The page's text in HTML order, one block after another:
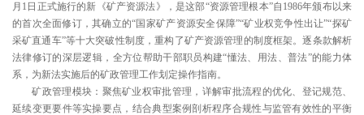
月1日正式施行的新《矿产资源法》，是这部“资源管理根本”自1986年颁布以来
的首次全面修订，其确立的“国家矿产资源安全保障”“矿业权竞争性出让”“探矿
采矿直通车”等十大突破性制度，重构了矿产资源管理的制度框架。逐条款解析
法律修订的深层逻辑，全方位帮助干部职员构建“懂法、用法、普法”的能力体
系，为新法实施后的矿政管理工作划定操作指南。
矿政管理模块：聚焦矿业权审批管理，详解审批流程的优化、登记规范、
延续变更要件等实操要点，结合典型案例剖析程序合规性与监管有效性的平衡